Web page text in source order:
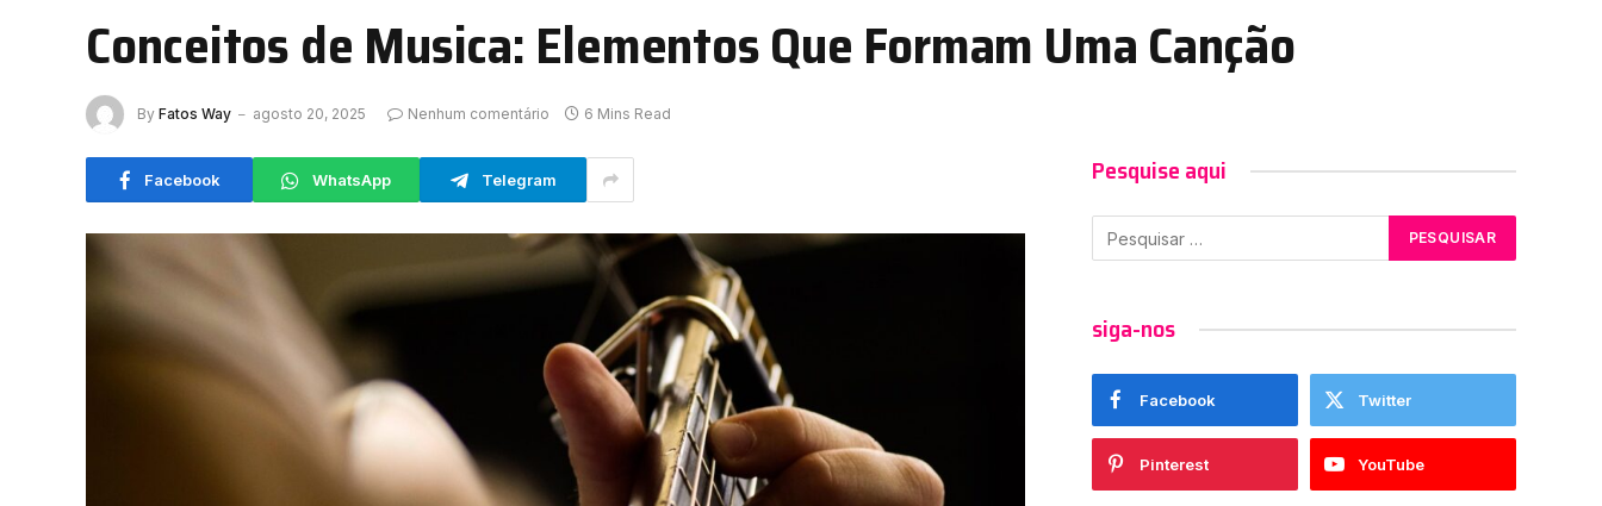
Conceitos de Musica: Elementos Que Formam Uma Canção
By Fatos Way agosto 20, 2025 Nenhum comentário 6 Mins Read
Facebook WhatsApp Telegram Pesquise aqui
siga-nos
Facebook Twitter
Pinterest YouTube